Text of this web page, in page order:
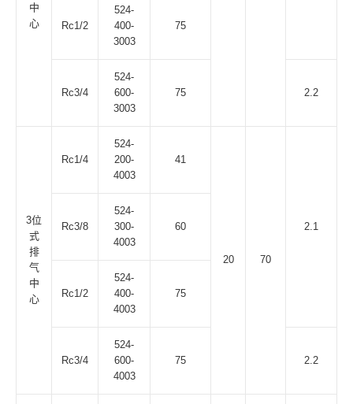
中
心
Rc1/2
524-
400-
3003
75
Rc3/4
524-
600-
3003
75 2.2
3位
式
排
气
中
心
Rc1/4
524-
200-
4003
41
20 70
2.1
Rc3/8
524-
300-
4003
60
Rc1/2
524-
400-
4003
75
Rc3/4
524-
600-
4003
75 2.2